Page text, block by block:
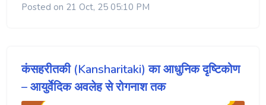
Posted on 21 Oct, 25 05:10 PM
कंसहरीतकी (Kansharitaki) का आधुनिक दृष्टिकोण
– आयुर्वेदिक अवलेह से रोगनाश तक